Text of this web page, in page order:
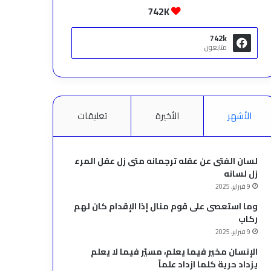
742K
742k
متابعون
الأشهر الأخيرة تعليقات
لسان الفتى عن عقله ترجمانه متى زل عقل المرء
زل لسانه
9 فبراير، 2025
وما استعصى على قوم منال إذا الإقدام كان لهم
ركاب
9 فبراير، 2025
الإنسان مخير فيما يعلم، مسيّر فيما لا يعلم
يزداد حرية كلما ازداد علماً